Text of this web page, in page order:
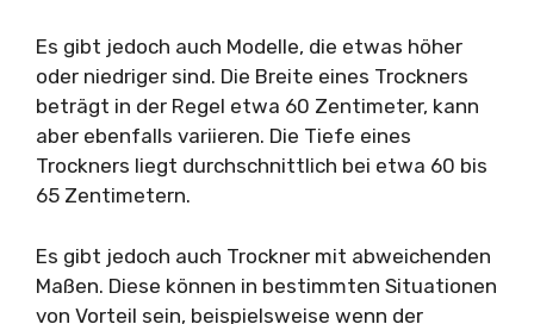
Es gibt jedoch auch Modelle, die etwas höher
oder niedriger sind. Die Breite eines Trockners
beträgt in der Regel etwa 60 Zentimeter, kann
aber ebenfalls variieren. Die Tiefe eines
Trockners liegt durchschnittlich bei etwa 60 bis
65 Zentimetern.
Es gibt jedoch auch Trockner mit abweichenden
Maßen. Diese können in bestimmten Situationen
von Vorteil sein, beispielsweise wenn der